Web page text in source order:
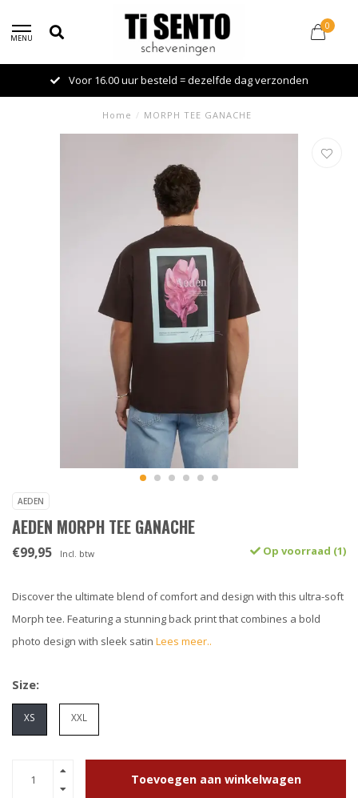
MENU
0
Voor 16.00 uur besteld = dezelfde dag verzonden
Home / MORPH TEE GANACHE
AEDEN
AEDEN MORPH TEE GANACHE
€99,95 Incl. btw Op voorraad (1)
Discover the ultimate blend of comfort and design with this ultra-soft
Morph tee. Featuring a stunning back print that combines a bold
photo design with sleek satin Lees meer..
Size:
XS XXL
Toevoegen aan winkelwagen